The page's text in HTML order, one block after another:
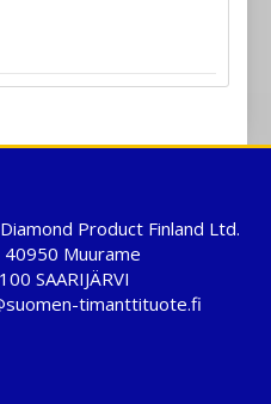
Product Finland Ltd.
Muurame
SAARIJÄRVI
timanttituote.fi